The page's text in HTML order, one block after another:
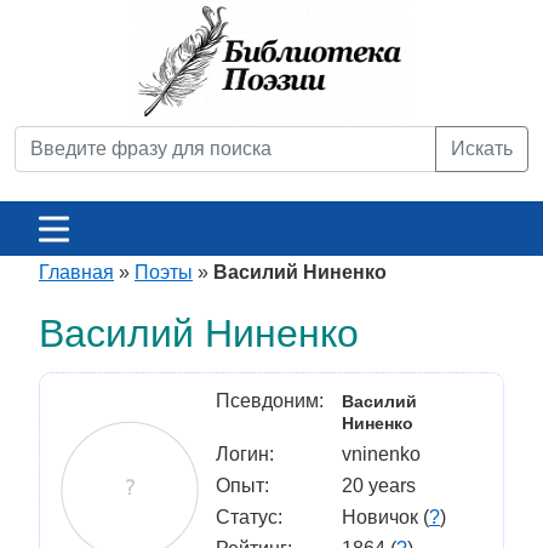
Искать
Главная » Поэты » Василий Ниненко
Василий Ниненко
Псевдоним:
Василий
Ниненко
Логин:
vninenko
Опыт:
20 years
Статус:
Новичок (?)